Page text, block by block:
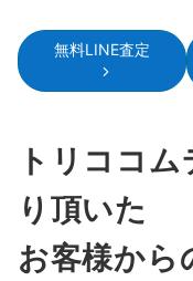
無料LINE査定
トリココ
り頂いた
お客様から